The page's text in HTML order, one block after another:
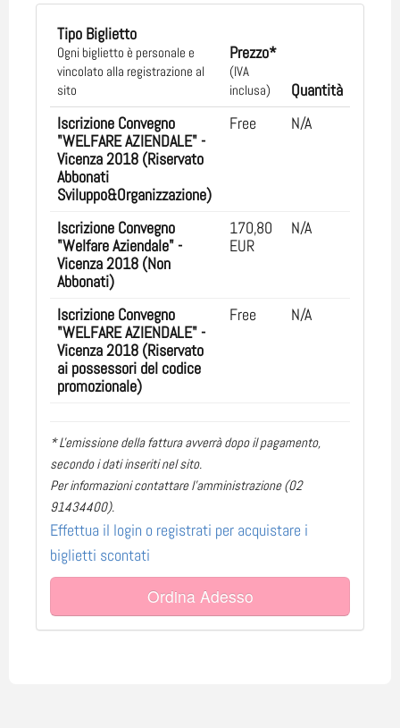
Tipo Biglietto
Ogni biglietto è personale e
vincolato alla registrazione al
sito
Prezzo*
(IVA
inclusa)
Quantità
Iscrizione Convegno
"WELFARE AZIENDALE" -
Vicenza 2018 (Riservato
Abbonati
Sviluppo&Organizzazione)
Free N/A
Iscrizione Convegno
"Welfare Aziendale" -
Vicenza 2018 (Non
Abbonati)
170,80
EUR
N/A
Iscrizione Convegno
"WELFARE AZIENDALE" -
Vicenza 2018 (Riservato
ai possessori del codice
promozionale)
Free N/A
* L'emissione della fattura avverrà dopo il pagamento,
secondo i dati inseriti nel sito.
Per informazioni contattare l'amministrazione (02
91434400).
Effettua il login o registrati per acquistare i
biglietti scontati
Ordina Adesso